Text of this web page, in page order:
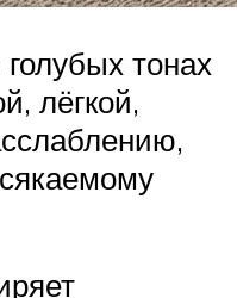
тонах
лёгкой,